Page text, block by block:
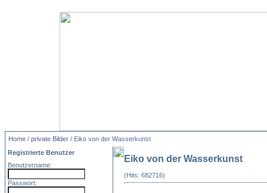
Home / private Bilder / Eiko von der Wasserkunst
Registrierte Benutzer
Benutzername:
Passwort:
Eiko von der Wasserkunst
(Hits: 682716)